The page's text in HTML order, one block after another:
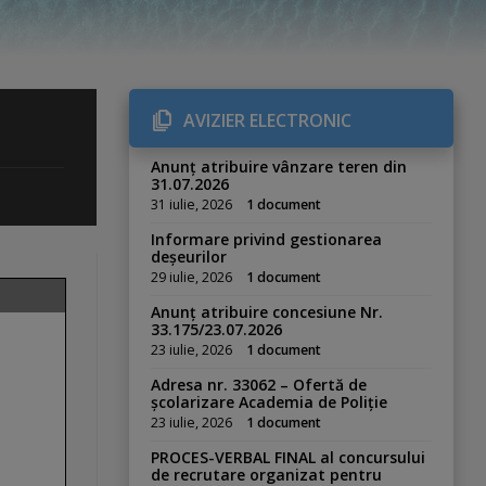
AVIZIER ELECTRONIC
Anunț atribuire vânzare teren din
31.07.2026
31 iulie, 2026 1 document
Informare privind gestionarea
deșeurilor
29 iulie, 2026 1 document
Anunț atribuire concesiune Nr.
33.175/23.07.2026
23 iulie, 2026 1 document
Adresa nr. 33062 – Ofertă de
școlarizare Academia de Poliție
23 iulie, 2026 1 document
PROCES-VERBAL FINAL al concursului
de recrutare organizat pentru